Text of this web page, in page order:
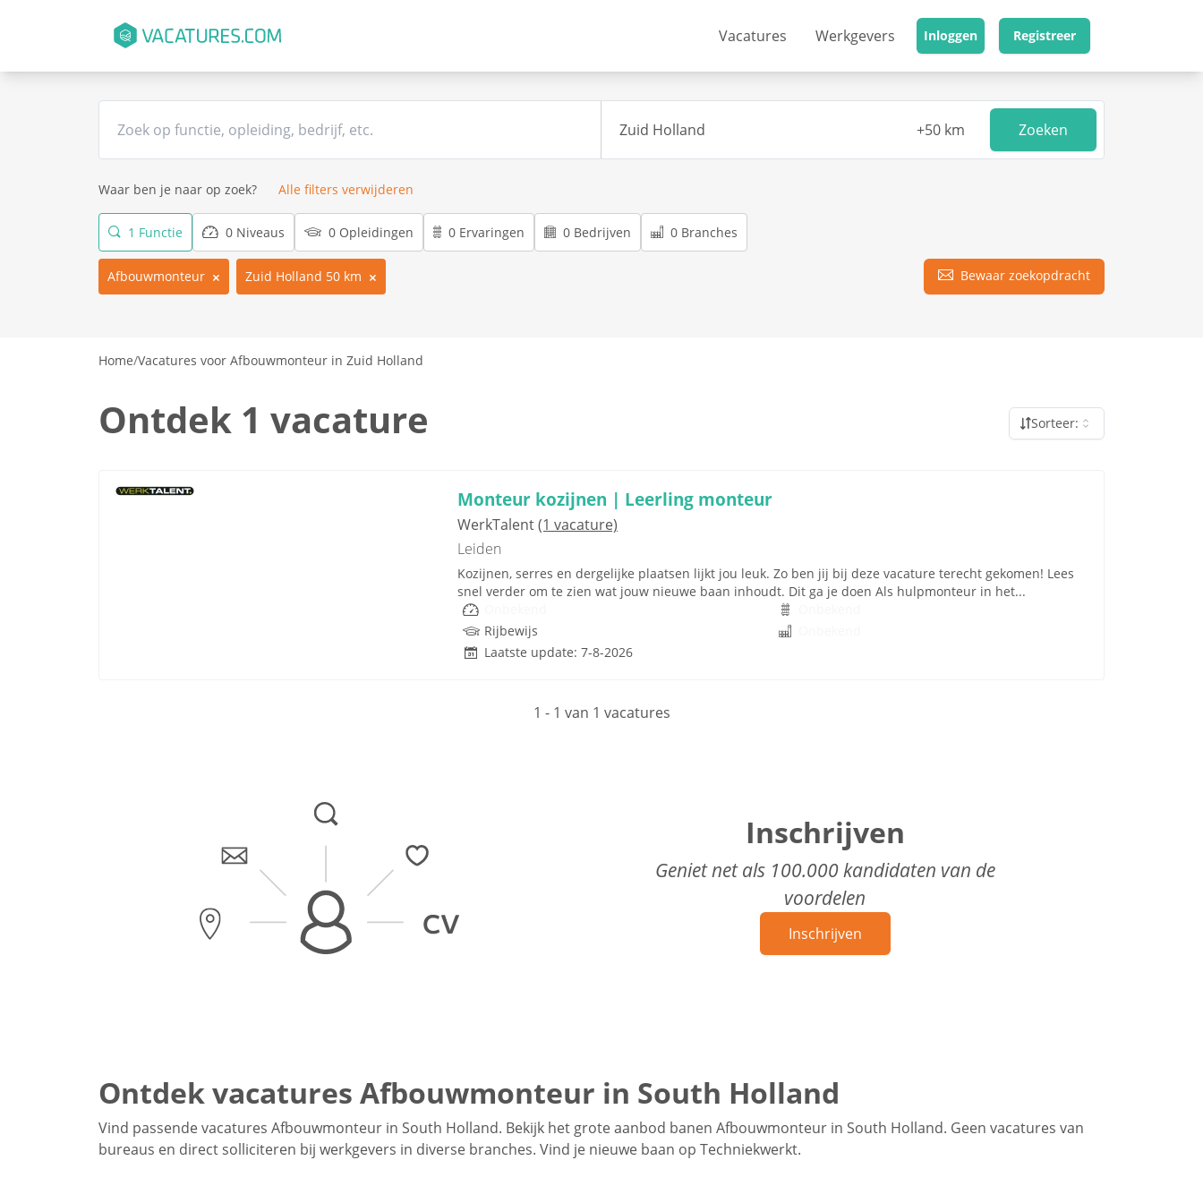
Vacatures Werkgevers Inloggen Registreer
Zoeken
Waar ben je naar op zoek? Alle filters verwijderen
1 Functie 0 Niveaus 0 Opleidingen 0 Ervaringen 0 Bedrijven 0 Branches
Afbouwmonteur Zuid Holland 50 km Bewaar zoekopdracht
Home/Vacatures voor Afbouwmonteur in Zuid Holland
Ontdek 1 vacature Sorteer:
Monteur kozijnen | Leerling monteur
WerkTalent(1 vacature)
Leiden
Kozijnen, serres en dergelijke plaatsen lijkt jou leuk. Zo ben jij bij deze vacature terecht gekomen! Lees
snel verder om te zien wat jouw nieuwe baan inhoudt. Dit ga je doen Als hulpmonteur in het...
Rijbewijs
Laatste update: 7-8-2026
1 - 1 van 1 vacatures
Inschrijven
Geniet net als 100.000 kandidaten van de
voordelen
Inschrijven
Ontdek vacatures Afbouwmonteur in South Holland
Vind passende vacatures Afbouwmonteur in South Holland. Bekijk het grote aanbod banen Afbouwmonteur in South Holland. Geen vacatures van
bureaus en direct solliciteren bij werkgevers in diverse branches. Vind je nieuwe baan op Techniekwerkt.